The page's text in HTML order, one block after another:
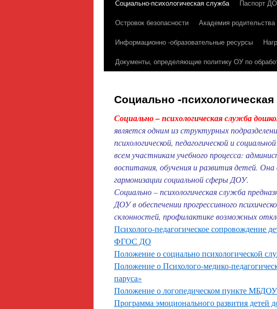
содержимому
Социально-психологическая служба
Паспорт
Островок безопасности
Академия родительства
Информационно -образовательные ресурсы
Документы, определяющие политику ОУ по
Социально -
Социально – психологическая служба
является одним из структурных
психологической, педагогической и
всем участникам учебного процесса:
воспитания, обучения и развития детей.
гармонизации социальной сферы ДОУ.
Социально – психологическая служба
ДОУ в обеспечении прогрессивного
склонностей, профилактике возможных
Психолого-педагогическое сопровождение
ФГОС ДО
Положение о социально психологической
Положение о Психолого-медико-
паруса»
Положение о логопедическом пункте
Программа эмоционального развития детей